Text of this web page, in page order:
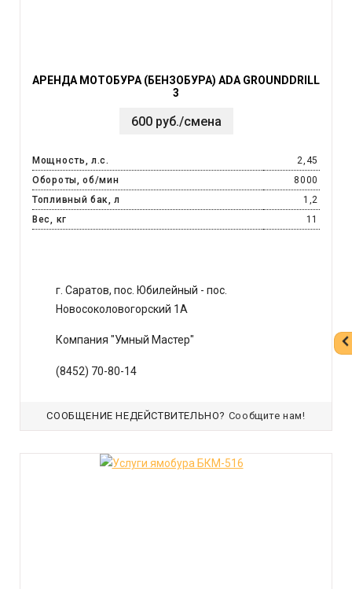
АРЕНДА МОТОБУРА (БЕНЗОБУРА) ADA GROUNDDRILL
3
600 руб./смена
Мощность, л.с.
2,45
Обороты, об/мин
8000
Топливный бак, л
1,2
Вес, кг
11
г. Саратов, пос. Юбилейный - пос.
Новосоколовогорский 1А
Компания "Умный Мастер"
(8452) 70-80-14
СООБЩЕНИЕ НЕДЕЙСТВИТЕЛЬНО? Сообщите нам!